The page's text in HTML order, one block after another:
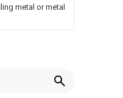
metal or metal